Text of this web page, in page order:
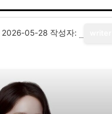
2026-05-28 작성자: